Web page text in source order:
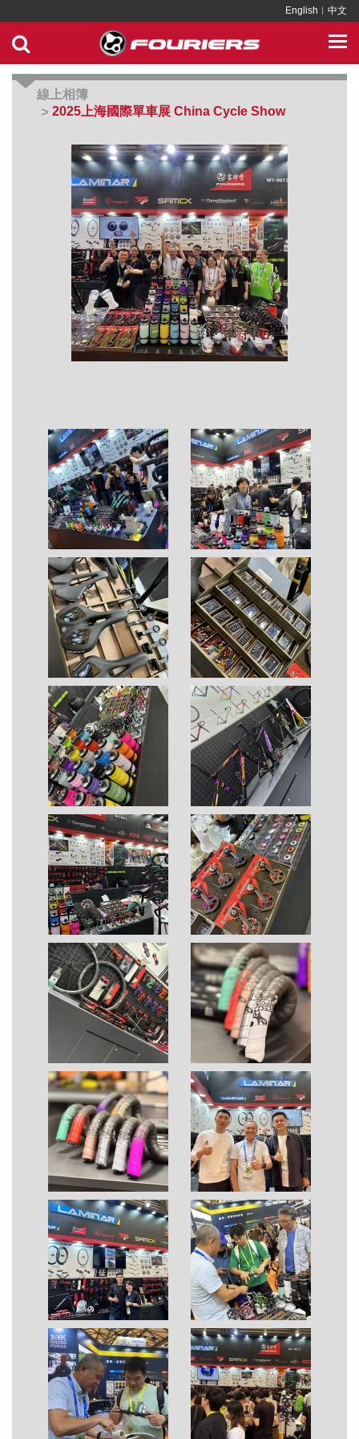
English ︱ 中文
線上相簿
> 2025上海國際單車展 China Cycle Show